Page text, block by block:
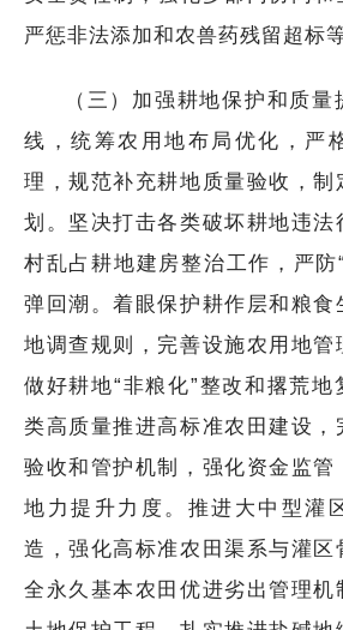
严惩非法添加和农兽药残留超标
（三）加强耕地保护和质
线，统筹农用地布局优化，严
理，规范补充耕地质量验收，制
划。坚决打击各类破坏耕地违法
村乱占耕地建房整治工作，严防
弹回潮。着眼保护耕作层和粮食
地调查规则，完善设施农用地管
做好耕地“非粮化”整改和撂荒地
类高质量推进高标准农田建设，
验收和管护机制，强化资金监管
地力提升力度。推进大中型灌
造，强化高标准农田渠系与灌区
全永久基本农田优进劣出管理机